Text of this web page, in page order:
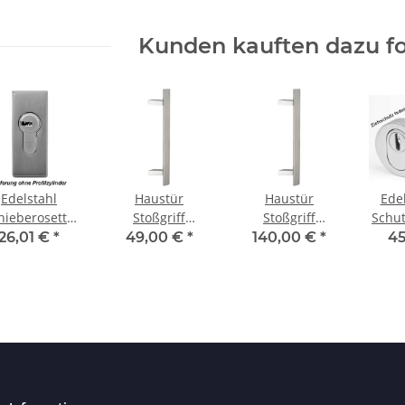
Kunden kauften dazu
Edelstahl
€ *
Haustür
Stoßgriff
Edelstahl flach
49,00 € *
Haustür
Stoßgriff
Edelstahl flach
140,00 € *